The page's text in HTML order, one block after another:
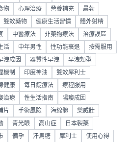
物 心理治療 營養補充 晨勃
雙效藥物 健康生活習慣 體外射精
中醫療法 非藥物療法 治療誤區
活 中年男性 性功能衰退 按需服用
洩成因 器質性早洩 早洩類型
機制 印度神油 雙效犀利士
健康 每日錠療法 療程服用
治療 性生活指南 陽痿成因
片 手術風險 海綿體 樂威壯
青光眼 高山症 日本製藥
備孕 汗馬糖 犀利士 使用心得